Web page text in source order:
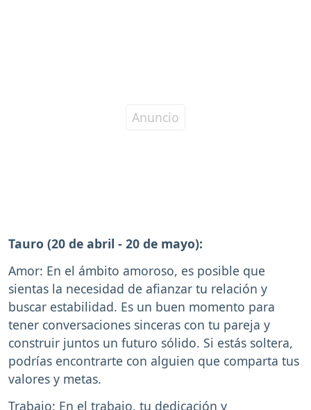
Tauro (20 de abril - 20 de mayo):
Amor: En el ámbito amoroso, es posible que
sientas la necesidad de afianzar tu relación y
buscar estabilidad. Es un buen momento para
tener conversaciones sinceras con tu pareja y
construir juntos un futuro sólido. Si estás soltera,
podrías encontrarte con alguien que comparta tus
valores y metas.
Trabajo: En el trabajo, tu dedicación y